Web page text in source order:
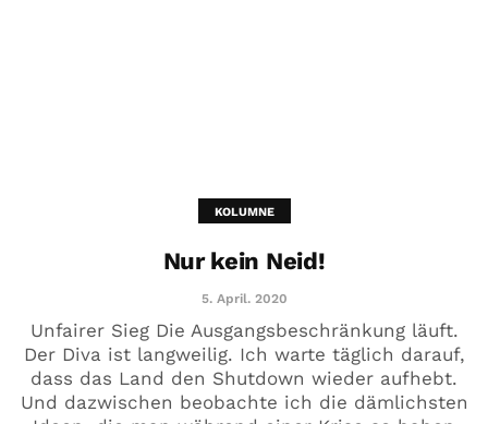
KOLUMNE
Nur kein Neid!
5. April. 2020
Unfairer Sieg Die Ausgangsbeschränkung läuft.
Der Diva ist langweilig. Ich warte täglich darauf,
dass das Land den Shutdown wieder aufhebt.
Und dazwischen beobachte ich die dämlichsten